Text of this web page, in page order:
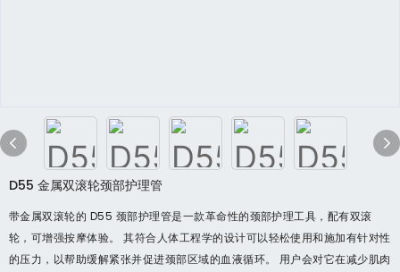
D55 金属双滚轮颈部护理管
带金属双滚轮的 D55 颈部护理管是一款革命性的颈部护理工具，配有双滚
轮，可增强按摩体验。 其符合人体工程学的设计可以轻松使用和施加有针对性
的压力，以帮助缓解紧张并促进颈部区域的血液循环。 用户会对它在减少肌肉